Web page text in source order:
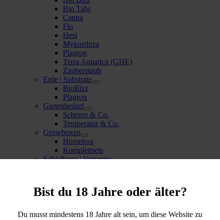
Bist du 18 Jahre oder älter?
Du musst mindestens 18 Jahre alt sein, um diese Website zu
Bio Tabs
Canna
Flo
Hesi
Mykorrhiza
Plagron
Terra Aquatica (GHE)
Zauberstaub
Erde | Substrate
BioBizz
Plagron
Gartenbedarf
Scheren & Co.
Temperatur & Co.
Growboxen
Homebox
Komplettsets
Schädlinge | Vorsorge
Töpfe
Vaporizer
Arizer